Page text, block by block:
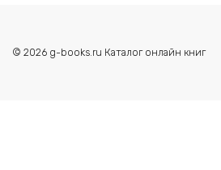
© 2026 g-books.ru Каталог онлайн книг